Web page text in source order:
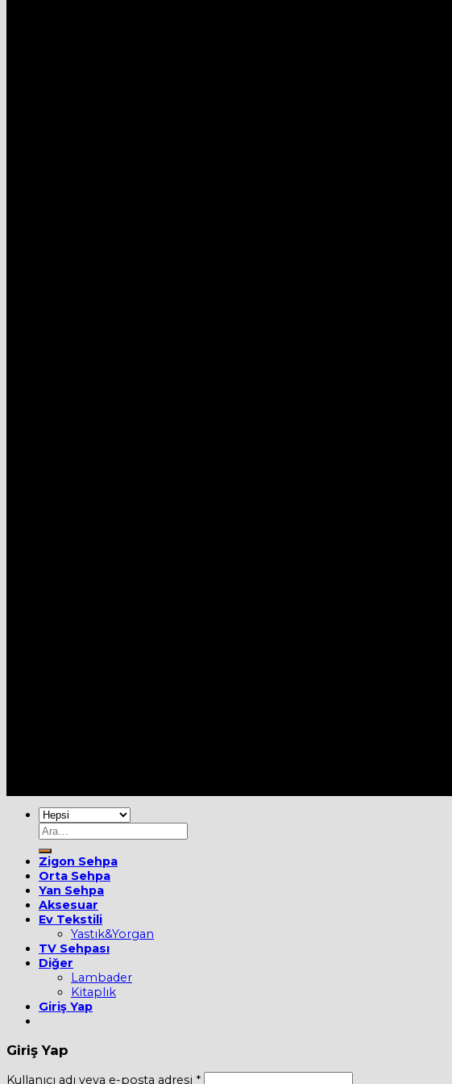
Ara:
Zigon Sehpa
Orta Sehpa
Yan Sehpa
Aksesuar
Ev Tekstili
Yastık&Yorgan
TV Sehpası
Diğer
Lambader
Kitaplık
Giriş Yap
Giriş Yap
Kullanıcı adı veya e-posta adresi *